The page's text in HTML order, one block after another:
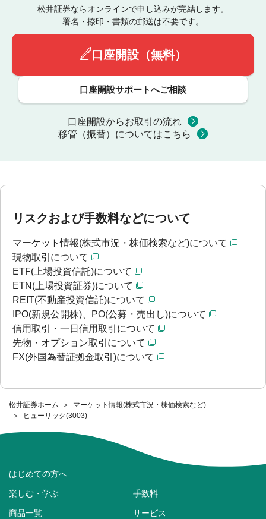
松井証券ホーム
マーケット情報(株式市況・株価検索など)
ヒューリック(3003)
松井証券ならオンラインで申し込みが完結します。
署名・捺印・書類の郵送は不要です。
口座開設（無料）
口座開設サポートへご相談
口座開設からお取引の流れ
移管（振替）についてはこちら
リスクおよび手数料などについて
マーケット情報(株式市況・株価検索など)について
現物取引について
ETF(上場投資信託)について
ETN(上場投資証券)について
REIT(不動産投資信託)について
IPO(新規公開株)、PO(公募・売出し)について
信用取引・一日信用取引について
先物・オプション取引について
FX(外国為替証拠金取引)について
はじめての方へ
楽しむ・学ぶ 手数料
商品一覧 サービス